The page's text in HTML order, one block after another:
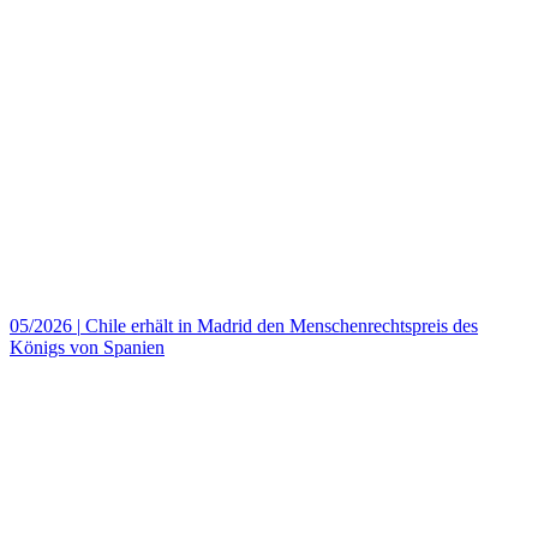
05/2026 | Chile erhält in Madrid den Menschenrechtspreis des
Königs von Spanien